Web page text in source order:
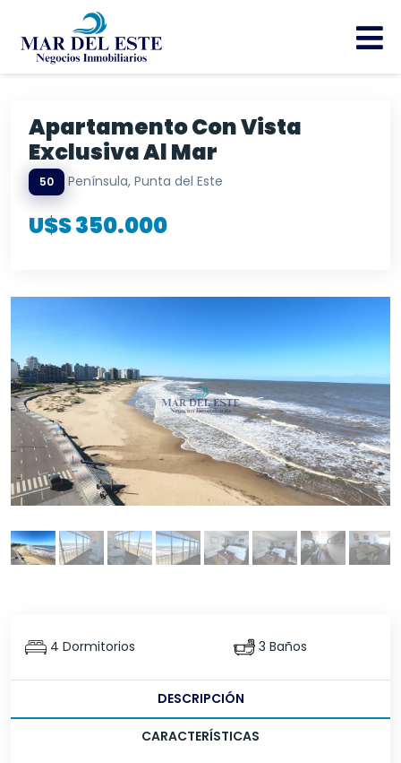
Apartamento Con Vista
Exclusiva Al Mar
50 Península, Punta del Este
U$S 350.000
4 Dormitorios 3 Baños
DESCRIPCIÓN
CARACTERÍSTICAS